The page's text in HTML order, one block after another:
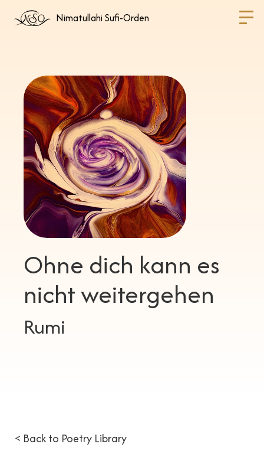
Nimatullahi Sufi-Orden
Ohne dich kann es
nicht weitergehen
Rumi
< Back to Poetry Library